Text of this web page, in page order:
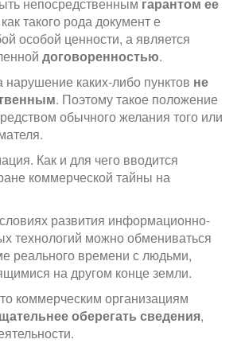
такого рода документ е
особой ценности, а является
договоренностью.
нарушение каких-либо пунктов не
. Поэтому такое положение
обычного желания того или
развития информационно-
технологий можно обмениваться
реального времени с людьми,
на другом конце земли.
коммерческим организациям
оберегать сведения,